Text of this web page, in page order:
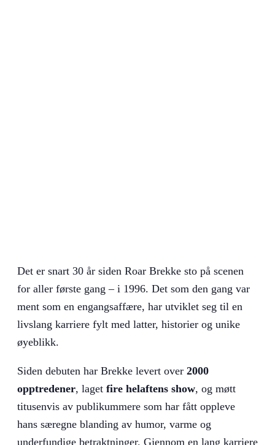
Det er snart 30 år siden Roar Brekke sto på scenen
for aller første gang – i 1996. Det som den gang var
ment som en engangsaffære, har utviklet seg til en
livslang karriere fylt med latter, historier og unike
øyeblikk.
Siden debuten har Brekke levert over 2000
opptredener, laget fire helaftens show, og møtt
titusenvis av publikummere som har fått oppleve
hans særegne blanding av humor, varme og
underfundige betraktninger. Gjennom en lang karriere